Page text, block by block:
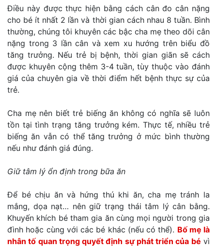
Điều này được thực hiện bằng cách cân đo cân nặng
cho bé ít nhất 2 lần và thời gian cách nhau 8 tuần. Bình
thường, chúng tôi khuyên các bậc cha mẹ theo dõi cân
nặng trong 3 lần cân và xem xu hướng trên biểu đồ
tăng trưởng. Nếu trẻ bị bệnh, thời gian giãn sẽ cách
được khuyên cộng thêm 3-4 tuần, tùy thuộc vào đánh
giá của chuyên gia về thời điểm hết bệnh thực sự của
trẻ.
Cha mẹ nên biết trẻ biếng ăn không có nghĩa sẽ luôn
tồn tại tình trạng tăng trưởng kém. Thực tế, nhiều trẻ
biếng ăn vẫn có thể tăng trưởng ở mức bình thường
nếu như đánh giá đúng.
Giữ tâm lý ổn định trong bữa ăn
Để bé chịu ăn và hứng thú khi ăn, cha mẹ tránh la
mắng, dọa nạt… nên giữ trạng thái tâm lý cân bằng.
Khuyến khích bé tham gia ăn cùng mọi người trong gia
đình hoặc cùng với các bé khác (nếu có thể). Bố mẹ là
nhân tố quan trọng quyết định sự phát triển của bé vì